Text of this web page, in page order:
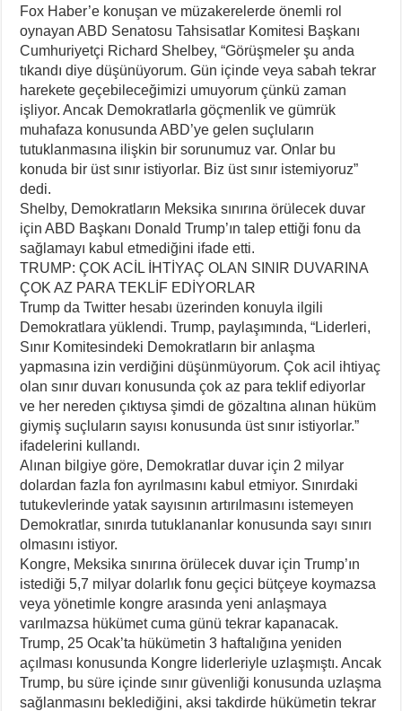
Fox Haber’e konuşan ve müzakerelerde önemli rol
oynayan ABD Senatosu Tahsisatlar Komitesi Başkanı
Cumhuriyetçi Richard Shelbey, “Görüşmeler şu anda
tıkandı diye düşünüyorum. Gün içinde veya sabah tekrar
harekete geçebileceğimizi umuyorum çünkü zaman
işliyor. Ancak Demokratlarla göçmenlik ve gümrük
muhafaza konusunda ABD’ye gelen suçluların
tutuklanmasına ilişkin bir sorunumuz var. Onlar bu
konuda bir üst sınır istiyorlar. Biz üst sınır istemiyoruz”
dedi.
Shelby, Demokratların Meksika sınırına örülecek duvar
için ABD Başkanı Donald Trump’ın talep ettiği fonu da
sağlamayı kabul etmediğini ifade etti.
TRUMP: ÇOK ACİL İHTİYAÇ OLAN SINIR DUVARINA
ÇOK AZ PARA TEKLİF EDİYORLAR
Trump da Twitter hesabı üzerinden konuyla ilgili
Demokratlara yüklendi. Trump, paylaşımında, “Liderleri,
Sınır Komitesindeki Demokratların bir anlaşma
yapmasına izin verdiğini düşünmüyorum. Çok acil ihtiyaç
olan sınır duvarı konusunda çok az para teklif ediyorlar
ve her nereden çıktıysa şimdi de gözaltına alınan hüküm
giymiş suçluların sayısı konusunda üst sınır istiyorlar.”
ifadelerini kullandı.
Alınan bilgiye göre, Demokratlar duvar için 2 milyar
dolardan fazla fon ayrılmasını kabul etmiyor. Sınırdaki
tutukevlerinde yatak sayısının artırılmasını istemeyen
Demokratlar, sınırda tutuklananlar konusunda sayı sınırı
olmasını istiyor.
Kongre, Meksika sınırına örülecek duvar için Trump’ın
istediği 5,7 milyar dolarlık fonu geçici bütçeye koymazsa
veya yönetimle kongre arasında yeni anlaşmaya
varılmazsa hükümet cuma günü tekrar kapanacak.
Trump, 25 Ocak’ta hükümetin 3 haftalığına yeniden
açılması konusunda Kongre liderleriyle uzlaşmıştı. Ancak
Trump, bu süre içinde sınır güvenliği konusunda uzlaşma
sağlanmasını beklediğini, aksi takdirde hükümetin tekrar